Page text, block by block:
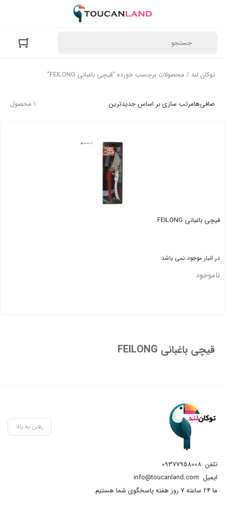
توکان لند / محصولات برچسب خورده “قیچی باغبانی FEILONG”
1 محصول صافی‌هامرتب سازی بر اساس جدیدترین
قیچی باغبانی FEILONG
در انبار موجود نمی باشد
ناموجود
قیچی باغبانی FEILONG
رفتن به بالا
تلفن 09377958008
ایمیل info@toucanland.com
ما 24 ساعته 7 روز هفته پاسخگوی شما هستیم.